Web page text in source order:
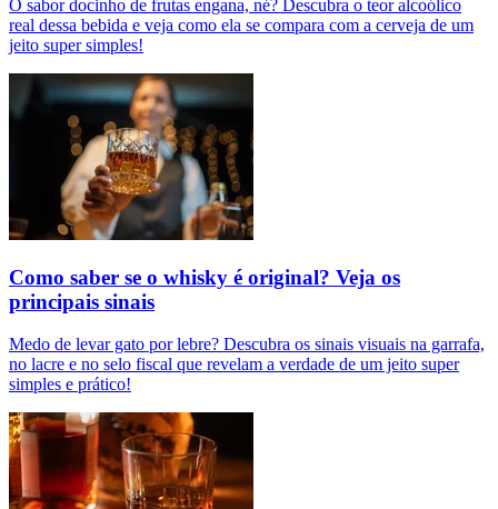
O sabor docinho de frutas engana, né? Descubra o teor alcoólico
real dessa bebida e veja como ela se compara com a cerveja de um
jeito super simples!
Como saber se o whisky é original? Veja os
principais sinais
Medo de levar gato por lebre? Descubra os sinais visuais na garrafa,
no lacre e no selo fiscal que revelam a verdade de um jeito super
simples e prático!